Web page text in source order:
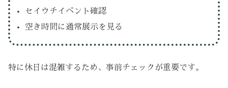
セイウチイベント確認
空き時間に通常展示を見る
特に休日は混雑するため、事前チェックが重要です。